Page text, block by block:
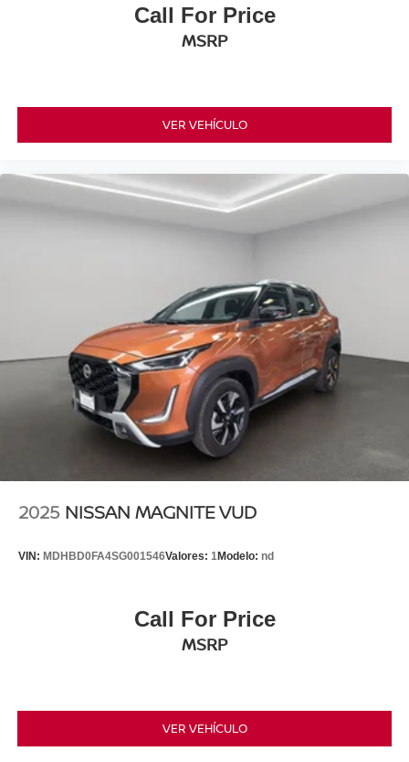
Call For Price
MSRP
VER VEHÍCULO
2025 NISSAN MAGNITE VUD
VIN: MDHBD0FA4SG001546Valores: 1Modelo: nd
Call For Price
MSRP
VER VEHÍCULO